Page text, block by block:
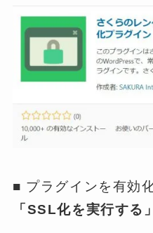
■ プラグインを有効
「SSL化を実行する」